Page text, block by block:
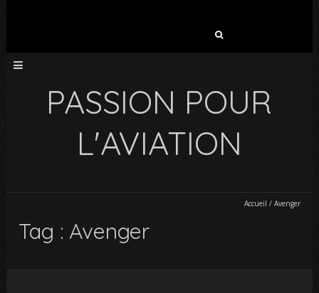
PASSION POUR
L'AVIATION
Accueil / Avenger
Tag : Avenger